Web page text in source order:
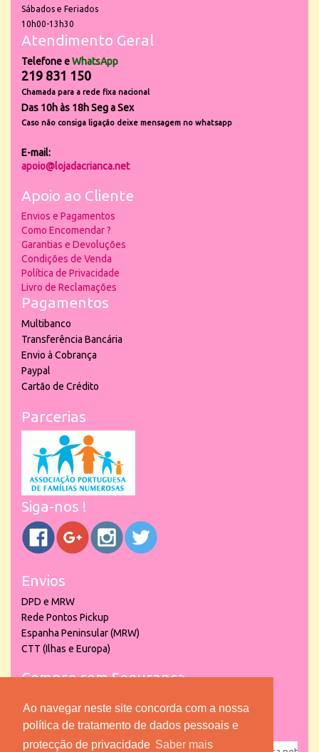
Ao navegar neste site concorda com a nossa
política de tratamento de dados pessoais e
protecção de privacidade Saber mais
Sábados e Feriados
10h00-13h30
Atendimento Geral
Telefone eWhatsApp
219 831 150
Chamada para a rede fixa nacional
Das 10h às 18h Seg a Sex
Caso não consiga ligação deixe mensagem no whatsapp
E-mail:
apoio@lojadacrianca.net
Apoio ao Cliente
Envios e Pagamentos
Como Encomendar ?
Garantias e Devoluções
Condições de Venda
Política de Privacidade
Livro de Reclamações
Pagamentos
Multibanco
Transferência Bancária
Envio à Cobrança
Paypal
Cartão de Crédito
Parcerias
Siga-nos !
Envios
DPD e MRW
Rede Pontos Pickup
Espanha Peninsular (MRW)
CTT (Ilhas e Europa)
Compre com Segurança